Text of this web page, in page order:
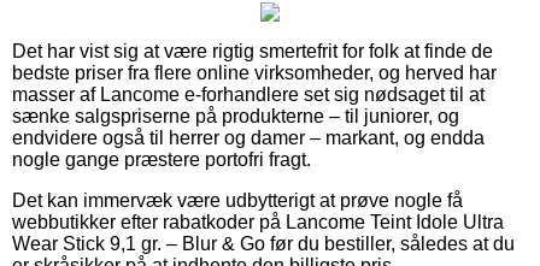
Det har vist sig at være rigtig smertefrit for folk at finde de
bedste priser fra flere online virksomheder, og herved har
masser af Lancome e-forhandlere set sig nødsaget til at
sænke salgspriserne på produkterne – til juniorer, og
endvidere også til herrer og damer – markant, og endda
nogle gange præstere portofri fragt.
Det kan immervæk være udbytterigt at prøve nogle få
webbutikker efter rabatkoder på Lancome Teint Idole Ultra
Wear Stick 9,1 gr. – Blur & Go før du bestiller, således at du